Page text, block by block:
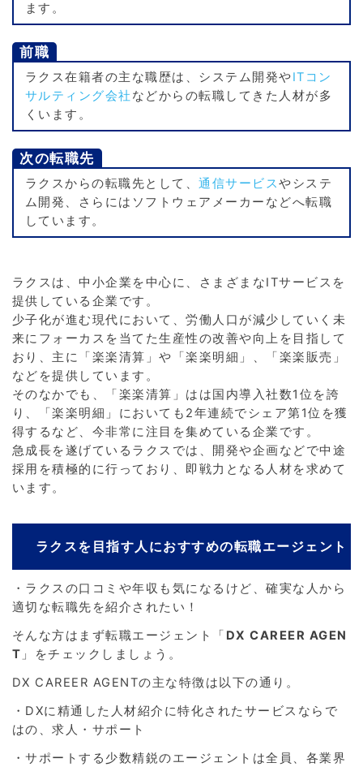
ます。
前職
ラクス在籍者の主な職歴は、システム開発やITコン
サルティング会社 などからの転職してきた人材が多
くいます。
次の転職先
ラクスからの転職先として、通信サービスやシステ
ム開発、さらにはソフトウェアメーカーなどへ転職
しています。
ラクスは、中小企業を中心に、さまざまなITサービスを
提供している企業です。
少子化が進む現代において、労働人口が減少していく未
来にフォーカスを当てた生産性の改善や向上を目指して
おり、主に「楽楽清算」や「楽楽明細」、「楽楽販売」
などを提供しています。
そのなかでも、「楽楽清算」はは国内導入社数1位を誇
り、「楽楽明細」においても2年連続でシェア第1位を獲
得するなど、今非常に注目を集めている企業です。
急成長を遂げているラクスでは、開発や企画などで中途
採用を積極的に行っており、即戦力となる人材を求めて
います。
ラクスを目指す人におすすめの転職エージェント
・ラクスの口コミや年収も気になるけど、確実な人から
適切な転職先を紹介されたい！
そんな方はまず転職エージェント「 DX CAREER AGEN
T 」をチェックしましょう。
DX CAREER AGENTの主な特徴は以下の通り。
・DXに精通した人材紹介に特化されたサービスならで
はの、求人・サポート
・サポートする少数精鋭のエージェントは全員、各業界